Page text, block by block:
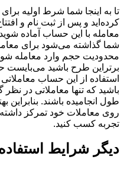
تا به اینجا شما شرط اولیه
کرده‌اید و پس از ثبت نام و
معامله با این حساب آماده
شما گذاشته می‌شود برای
محدودیت حجم وارد معامله
استفاده از این حساب
طول انجامیده باشند.
روی معاملات خود تمرکز
تجربه کسب کنید.
دیگر شرایط